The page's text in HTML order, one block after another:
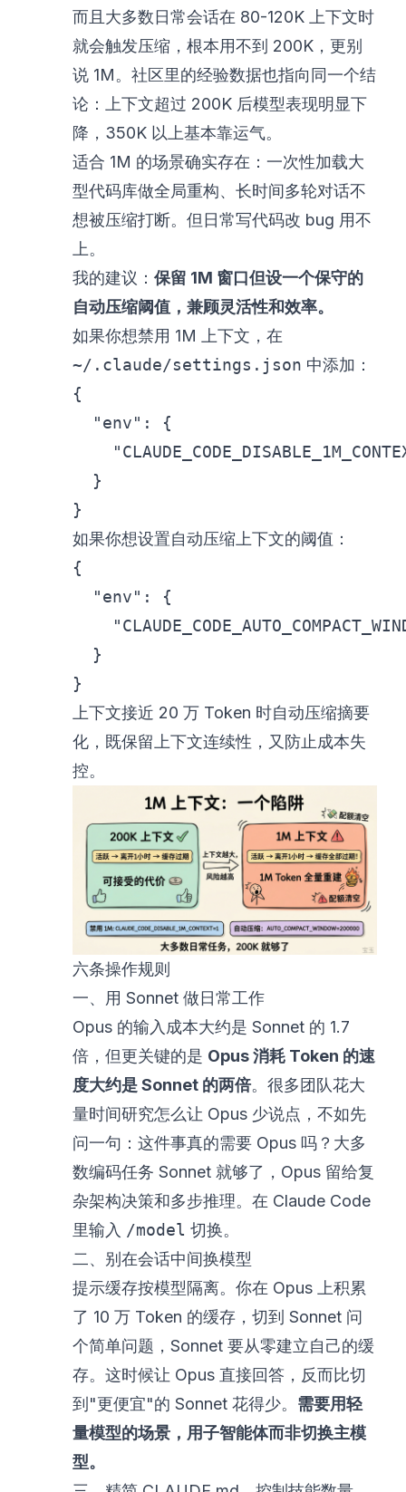
而且大多数日常会话在 80-120K 上下文时
就会触发压缩，根本用不到 200K，更别
说 1M。社区里的经验数据也指向同一个结
论：上下文超过 200K 后模型表现明显下
降，350K 以上基本靠运气。
适合 1M 的场景确实存在：一次性加载大
型代码库做全局重构、长时间多轮对话不
想被压缩打断。但日常写代码改 bug 用不
上。
我的建议： 保留 1M 窗口但设一个保守的
自动压缩阈值，兼顾灵活性和效率。
如果你想禁用 1M 上下文，在
~/.claude/settings.json 中添加：
{
"env" :
{
}
}
如果你想设置自动压缩上下文的阈值：
{
"env" :
{
}
}
上下文接近 20 万 Token 时自动压缩摘要
化，既保留上下文连续性，又防止成本失
控。
六条操作规则
一、用 Sonnet 做日常工作
Opus 的输入成本大约是 Sonnet 的 1.7
倍，但更关键的是 Opus 消耗 Token 的速
度大约是 Sonnet 的两倍。很多团队花大
量时间研究怎么让 Opus 少说点，不如先
问一句：这件事真的需要 Opus 吗？大多
数编码任务 Sonnet 就够了，Opus 留给复
杂架构决策和多步推理。在 Claude Code
里输入 /model 切换。
二、别在会话中间换模型
提示缓存按模型隔离。你在 Opus 上积累
了 10 万 Token 的缓存，切到 Sonnet 问
个简单问题，Sonnet 要从零建立自己的缓
存。这时候让 Opus 直接回答，反而比切
到"更便宜"的 Sonnet 花得少。 需要用轻
量模型的场景，用子智能体而非切换主模
型。